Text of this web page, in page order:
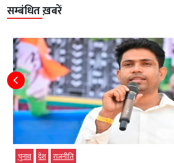
सम्बंधित ख़बरें
चुनाव देश राजनीति